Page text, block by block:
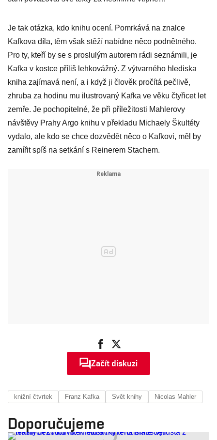
Je tak otázka, kdo knihu ocení. Pomrkává na znalce
Kafkova díla, těm však stěží nabídne něco podnětného.
Pro ty, kteří by se s proslulým autorem rádi seznámili, je
Kafka v kostce příliš lehkovážný. Z výtvarného hlediska
kniha zajímavá není, a i když ji člověk pročítá pečlivě,
zhruba za hodinu mu ilustrovaný Kafka ve věku čtyřicet let
zemře. Je pochopitelné, že při příležitosti Mahlerovy
návštěvy Prahy Argo knihu v překladu Michaely Škultéty
vydalo, ale kdo se chce dozvědět něco o Kafkovi, měl by
zamířit spíš na setkání s Reinerem Stachem.
Začít diskuzi
knižní čtvrtek Franz Kafka Svět knihy Nicolas Mahler
Doporučujeme